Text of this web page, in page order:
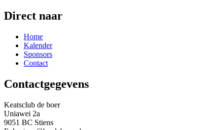
Direct naar
Home
Kalender
Sponsors
Contact
Contactgegevens
Keatsclub de boer
Uniawei 2a
9051 BC Stiens